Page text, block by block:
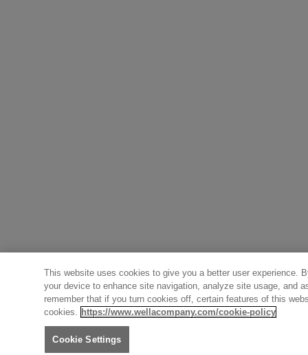
This website uses cookies to give you a better user experience.
your device to enhance site navigation, analyze site usage, and
remember that if you turn cookies off, certain features of this
cookies. https://www.wellacompany.com/cookie-policy
Cookie Settings